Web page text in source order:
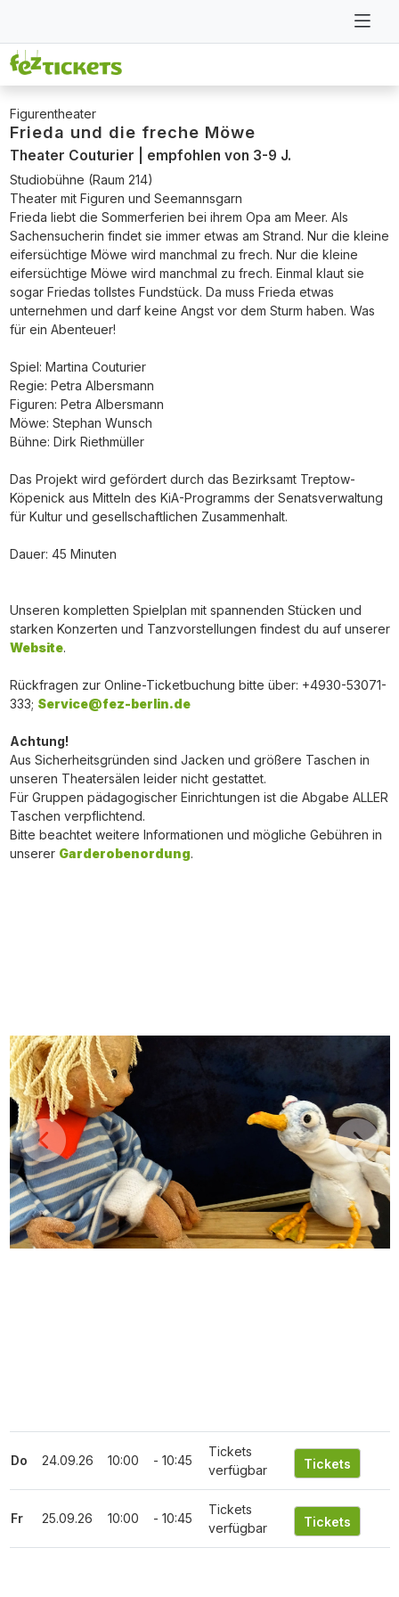
Figurentheater
Frieda und die freche Möwe
Theater Couturier | empfohlen von 3-9 J.
Studiobühne (Raum 214)
Theater mit Figuren und Seemannsgarn
Frieda liebt die Sommerferien bei ihrem Opa am Meer. Als
Sachensucherin findet sie immer etwas am Strand. Nur die kleine
eifersüchtige Möwe wird manchmal zu frech. Nur die kleine
eifersüchtige Möwe wird manchmal zu frech. Einmal klaut sie
sogar Friedas tollstes Fundstück. Da muss Frieda etwas
unternehmen und darf keine Angst vor dem Sturm haben. Was
für ein Abenteuer!
Spiel: Martina Couturier
Regie: Petra Albersmann
Figuren: Petra Albersmann
Möwe: Stephan Wunsch
Bühne: Dirk Riethmüller
Das Projekt wird gefördert durch das Bezirksamt Treptow-
Köpenick aus Mitteln des KiA-Programms der Senatsverwaltung
für Kultur und gesellschaftlichen Zusammenhalt.
Dauer: 45 Minuten
Unseren kompletten Spielplan mit spannenden Stücken und
starken Konzerten und Tanzvorstellungen findest du auf unserer
Website.
Rückfragen zur Online-Ticketbuchung bitte über: +4930-53071-
333; Service@fez-berlin.de
Achtung!
Aus Sicherheitsgründen sind Jacken und größere Taschen in
unseren Theatersälen leider nicht gestattet.
Für Gruppen pädagogischer Einrichtungen ist die Abgabe ALLER
Taschen verpflichtend.
Bitte beachtet weitere Informationen und mögliche Gebühren in
unserer Garderobenordung.
Do 24.09.26 10:00 - 10:45
Tickets
verfügbar
Fr 25.09.26 10:00 - 10:45
Tickets
verfügbar